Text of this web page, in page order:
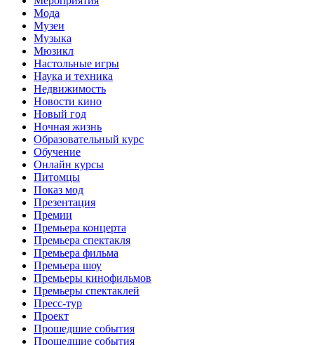
Мода
Музеи
Музыка
Мюзикл
Настольные игры
Наука и техника
Недвижимость
Новости кино
Новый год
Ночная жизнь
Образовательный курс
Обучение
Онлайн курсы
Питомцы
Показ мод
Презентация
Премии
Премьера концерта
Премьера спектакля
Премьера фильма
Премьера шоу
Премьеры кинофильмов
Премьеры спектаклей
Пресс-тур
Проект
Прошедшие события
Прошедшие события